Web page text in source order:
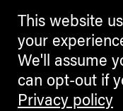
This website
your
We'll assume
can opt-out if
Privacy policy